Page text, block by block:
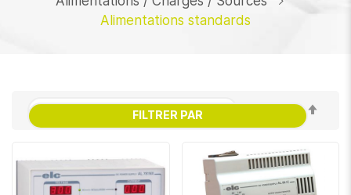
Alimentations standards
FILTRER PAR